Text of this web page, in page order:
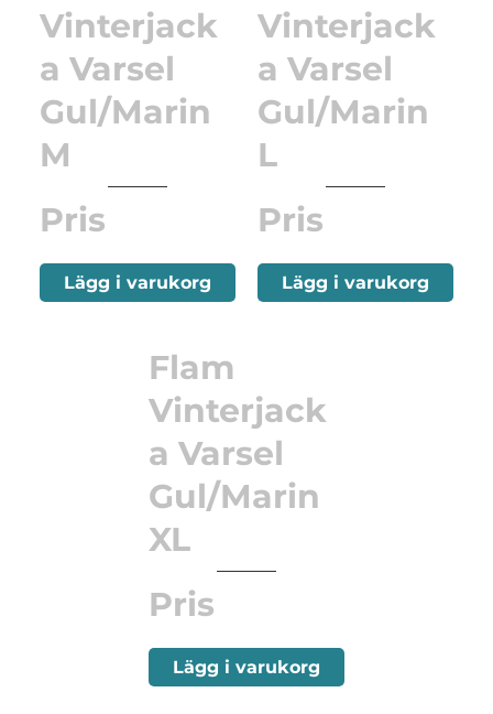
Vinterjack
a Varsel
Gul/Marin
M
Pris
Lägg i varukorg
Vinterjack
a Varsel
Gul/Marin
L
Pris
Lägg i varukorg
Flam
Vinterjack
a Varsel
Gul/Marin
XL
Pris
Lägg i varukorg